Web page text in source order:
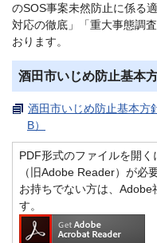
のSOS事案未然防止に係る
対応の徹底」「重大事態調
おります。
酒田市いじめ防止基本
酒田市いじめ防止基本方
B）
PDF形式のファイルを開
（旧Adobe Reader）が必
お持ちでない方は、Adobe
す。